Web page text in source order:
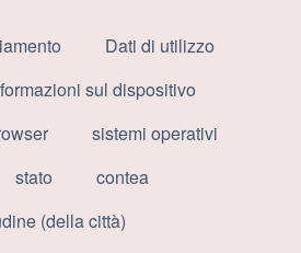
Dati di utilizzo
sul dispositivo
sistemi operativi
stato
contea
(della città)